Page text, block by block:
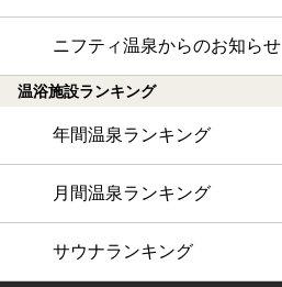
ニフティ温泉からのお知らせ
温浴施設ランキング
年間温泉ランキング
月間温泉ランキング
サウナランキング